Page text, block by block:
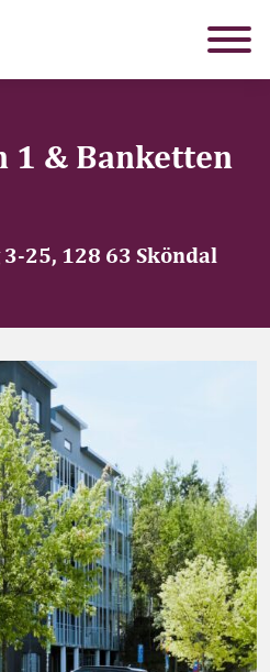
1 & Banketten
25, 128 63 Sköndal